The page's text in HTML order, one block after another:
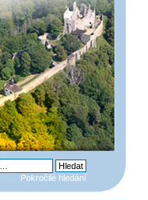
Pokročilé hledání